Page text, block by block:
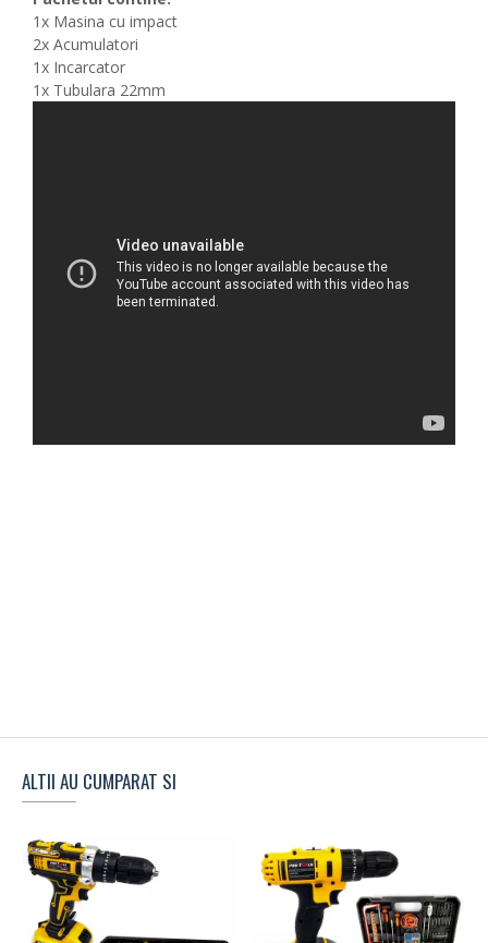
1x Masina cu impact
2x Acumulatori
1x Incarcator
1x Tubulara 22mm
ALTII AU CUMPARAT SI